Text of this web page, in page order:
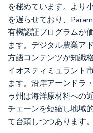
を秘めています。より
を遅らせており、
有機認証プログラムが
ます。デジタル農業ア
方語コンテンツが知識
イオスティミュラント
ます。沿岸アーンドラ
ゥ州は海洋原材料への
チェーンを短縮し地域
て台頭しつつあります。